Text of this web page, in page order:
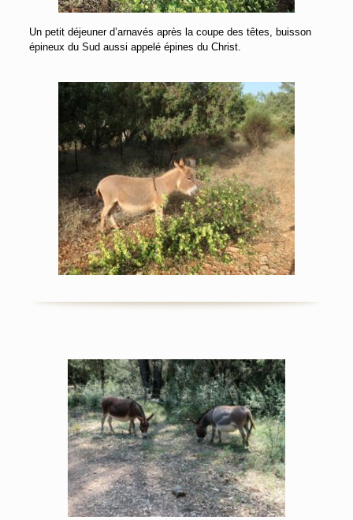
Un petit déjeuner d’arnavés après la coupe des têtes, buisson
épineux du Sud aussi appelé épines du Christ.